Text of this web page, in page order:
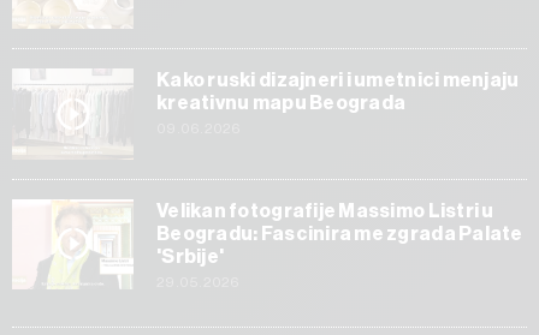
Kako ruski dizajneri i umetnici menjaju
kreativnu mapu Beograda
Velikan fotografije Massimo Listri u
Beogradu: Fascinira me zgrada Palate
'Srbije'